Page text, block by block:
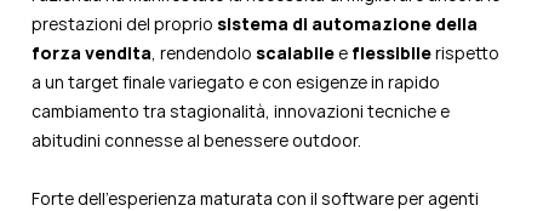
prestazioni del proprio sistema di automazione della
forza vendita, rendendolo scalabile e flessibilerispetto
a un target finale variegato e con esigenze in rapido
cambiamento tra stagionalità, innovazioni tecniche e
abitudini connesse al benessere outdoor.
Forte dell’esperienza maturata con il software per agenti